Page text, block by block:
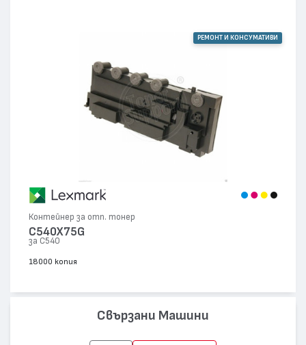
РЕМОНТ И КОНСУМАТИВИ
Контейнер за отп. тонер
C540X75G
за C540
18000 копия
Свързани Машини